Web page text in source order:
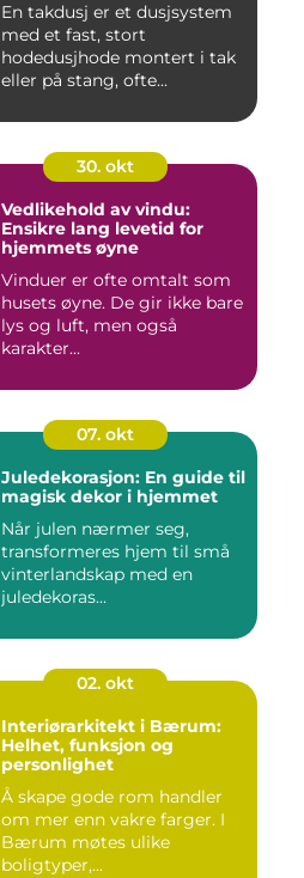
En takdusj er et dusjsystem
med et fast, stort
hodedusjhode montert i tak
eller på stang, ofte...
30. okt
Vedlikehold av vindu:
Ensikre lang levetid for
hjemmets øyne
Vinduer er ofte omtalt som
husets øyne. De gir ikke bare
lys og luft, men også
karakter...
07. okt
Juledekorasjon: En guide til
magisk dekor i hjemmet
Når julen nærmer seg,
transformeres hjem til små
vinterlandskap med en
juledekoras...
02. okt
Interiørarkitekt i Bærum:
Helhet, funksjon og
personlighet
Å skape gode rom handler
om mer enn vakre farger. I
Bærum møtes ulike
boligtyper,...